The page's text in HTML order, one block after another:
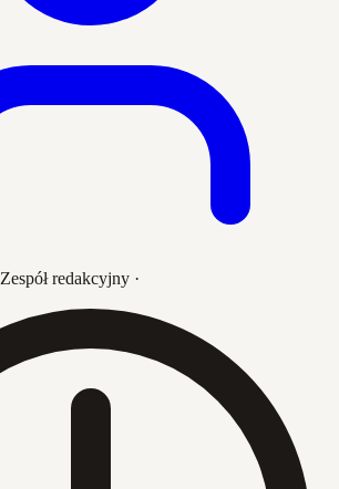
Zespół redakcyjny ·